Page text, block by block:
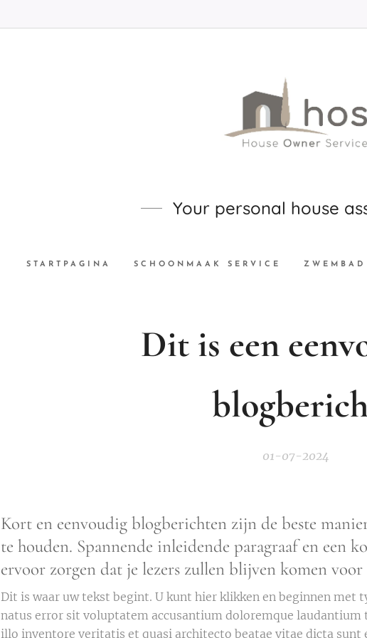
Your personal house
STARTPAGINA SCHOONMAAK SERVICE
Dit is een
01-07-2024
Kort en eenvoudig blogberichten zijn de beste
te houden. Spannende inleidende paragraaf en een
ervoor zorgen dat je lezers zullen blijven komen voor
Dit is waar uw tekst begint. U kunt hier klikken en beginnen met
natus error sit voluptatem accusantium doloremque laudantium
illo inventore veritatis et quasi architecto beatae vitae dicta